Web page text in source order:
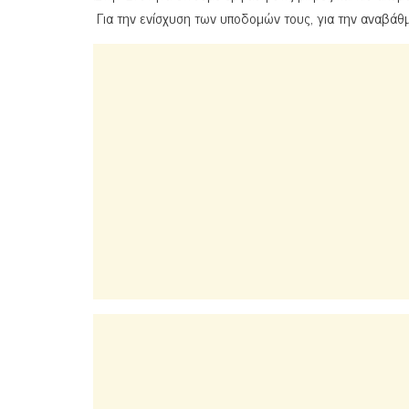
Για την ενίσχυση των υποδομών τους, για την